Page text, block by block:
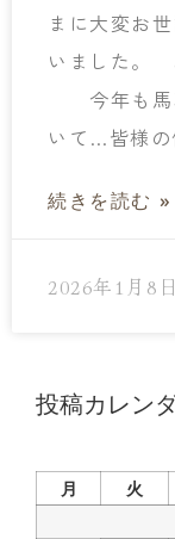
まに大変お
いました。
今年も馬
いて…皆様の
続きを読む »
2026年1月8日
投稿カレン
月
火